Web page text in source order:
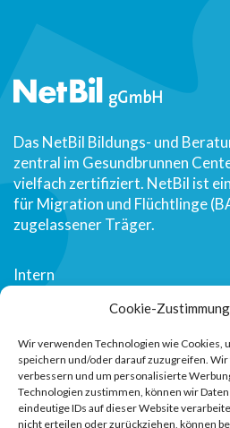
Cookie-
Wir verwenden Technologien wie Cookies,
speichern und/oder darauf zuzugreifen.
verbessern und um personalisierte
Technologien zustimmen, können wir
eindeutige IDs auf dieser Website
nicht erteilen oder zurückziehen, können
Das NetBil Bildungs- und
zentral im Gesundbrunnen
vielfach zertifiziert. NetBil ist
für Migration und Flüchtlinge
zugelassener Träger.
Intern
Kontakt
Impressum
Datenschutz